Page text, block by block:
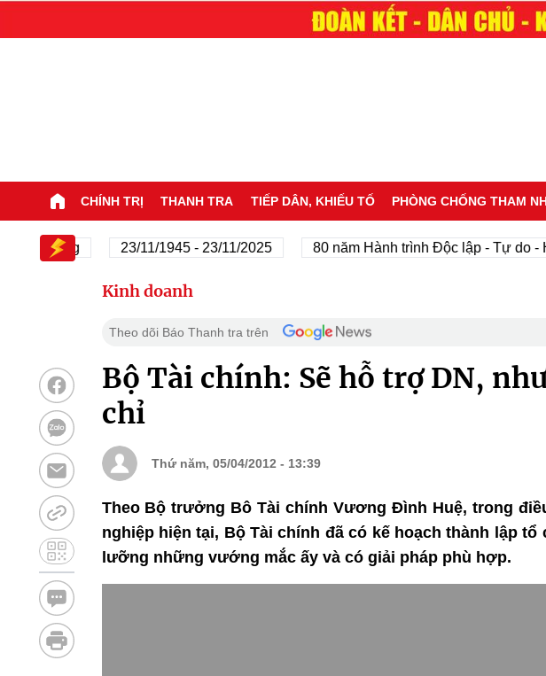
CHÍNH TRỊ THANH TRA TIẾP DÂN, KHIẾU TỐ PHÒNG CHỐNG THAM
23/11/1945 - 23/11/2025 80 năm Hành trình Độc lập - Tự do - Hạnh
Kinh doanh
Theo dõi Báo Thanh tra trên
Bộ Tài chính: Sẽ hỗ trợ DN,
chỉ
Thứ năm, 05/04/2012 - 13:39
Theo Bộ trưởng Bô Tài chính Vương Đình Huệ, trong
nghiệp hiện tại, Bộ Tài chính đã có kế hoạch thành lập
lưỡng những vướng mắc ấy và có giải pháp phù hợp.